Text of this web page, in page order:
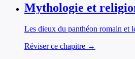
Mythologie et
Les dieux du panthéon romain et
Réviser ce chapitre →